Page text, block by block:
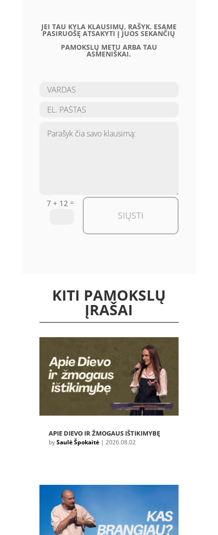
JEI TAU KYLA KLAUSIMŲ, RAŠYK. ESAME
PASIRUOŠĘ ATSAKYTI Į JUOS SEKANČIŲ
PAMOKSLŲ METU ARBA TAU
ASMENIŠKAI.
7 + 12 =
SIŲSTI
KITI PAMOKSLŲ
ĮRAŠAI
APIE DIEVO IR ŽMOGAUS IŠTIKIMYBĘ
bySaulė Špokaitė| 2026.08.02